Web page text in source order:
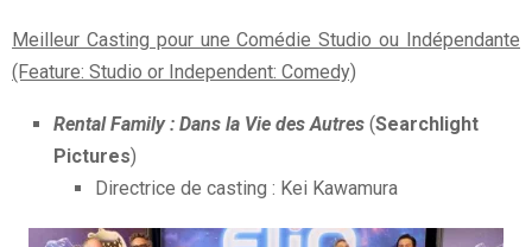
Meilleur Casting pour une Comédie Studio ou Indépendante
(Feature: Studio or Independent: Comedy)
Rental Family : Dans la Vie des Autres (Searchlight
Pictures)
Directrice de casting : Kei Kawamura